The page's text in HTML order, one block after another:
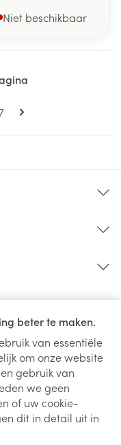
beter te maken.
van essentiële
om onze website
gebruik van
we geen
of uw cookie-
dit in detail uit in
Niet beschikbaar
pagina